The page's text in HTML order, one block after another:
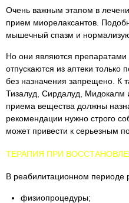
Очень важным этапом в
прием миорелаксантов.
мышечный спазм и
Но они являются препаратами
отпускаются из аптеки только
без назначения запрещено. К
Тизалуд, Сирдалуд, Мидокалм
приема вещества должны
рекомендации нужно строго
может привести к серьезным
ТЕРАПИЯ ПРИ
В реабилитационном периоде
физиопроцедуры;